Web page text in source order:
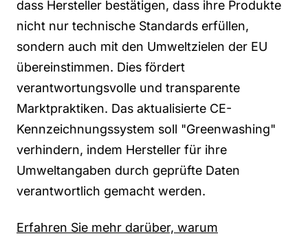
dass Hersteller bestätigen, dass ihre Produkte
nicht nur technische Standards erfüllen,
sondern auch mit den Umweltzielen der EU
übereinstimmen. Dies fördert
verantwortungsvolle und transparente
Marktpraktiken. Das aktualisierte CE-
Kennzeichnungssystem soll "Greenwashing"
verhindern, indem Hersteller für ihre
Umweltangaben durch geprüfte Daten
verantwortlich gemacht werden.
Erfahren Sie mehr darüber, warum